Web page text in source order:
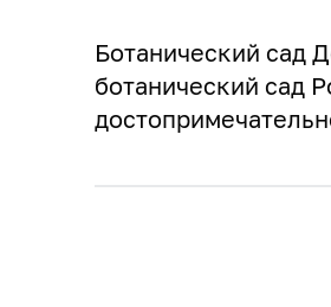
Ботанический сад
ботанический сад